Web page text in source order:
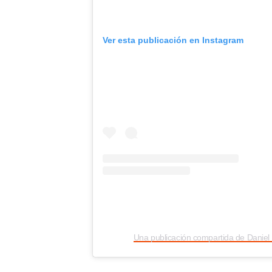
Ver esta publicación en Instagram